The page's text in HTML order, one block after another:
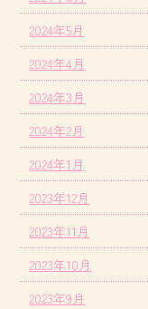
2024年5月
2024年4月
2024年3月
2024年2月
2024年1月
2023年12月
2023年11月
2023年10月
2023年9月